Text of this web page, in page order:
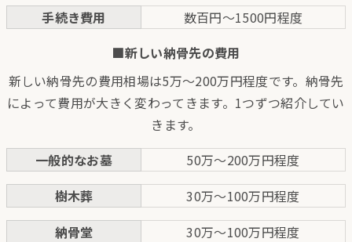
手続き費用
数百円～1500円程度
■新しい納骨先の費用
新しい納骨先の費用相場は5万～200万円程度です。納骨先
によって費用が大きく変わってきます。1つずつ紹介してい
きます。
一般的なお墓
50万～200万円程度
樹木葬
30万～100万円程度
納骨堂
30万～100万円程度